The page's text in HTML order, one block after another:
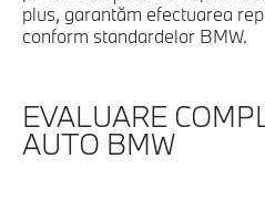
plus, garantăm efectuarea
conform standardelor BMW.
EVALUARE
AUTO BMW